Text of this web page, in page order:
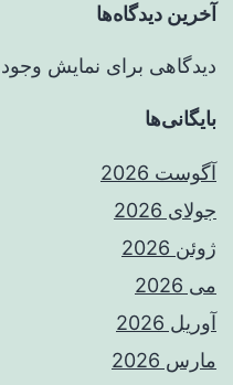
آخرین دیدگاه‌ها
دیدگاهی برای نمایش وجود
بایگانی‌ها
آگوست 2026
جولای 2026
ژوئن 2026
می 2026
آوریل 2026
مارس 2026